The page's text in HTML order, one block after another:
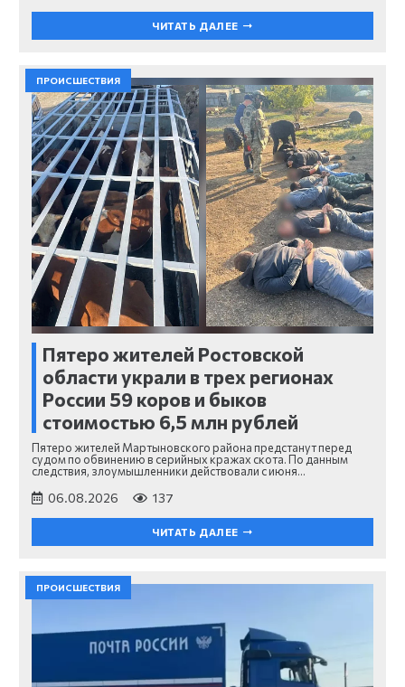
ЧИТАТЬ ДАЛЕЕ
ПРОИСШЕСТВИЯ
Пятеро жителей Ростовской
области украли в трех регионах
России 59 коров и быков
стоимостью 6,5 млн рублей
Пятеро жителей Мартыновского района предстанут перед
судом по обвинению в серийных кражах скота. По данным
следствия, злоумышленники действовали с июня…
06.08.2026 137
ЧИТАТЬ ДАЛЕЕ
ПРОИСШЕСТВИЯ